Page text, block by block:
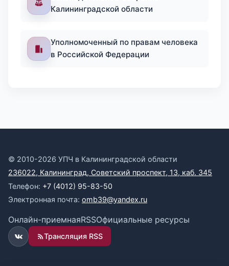
Калининградской области
Уполномоченный по правам человека
в Российской Федерации
© 2010-2026 УПЧ в Калининградской области
236022, Калининград, Советский проспект, 13, каб. 345
Телефон: +7 (4012) 95-83-50
Электронная почта: omb39@yandex.ru
Онлайн-приемнаяRSSОфициальные ресурсы
ВКонтакте
Трансляция RSS